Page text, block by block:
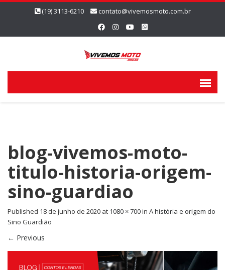
(19) 3113-6210 contato@vivemosmoto.com.br
blog-vivemos-moto-
titulo-historia-origem-
sino-guardiao
Published 18 de junho de 2020 at 1080 × 700in A história e origem do
Sino Guardião
← Previous